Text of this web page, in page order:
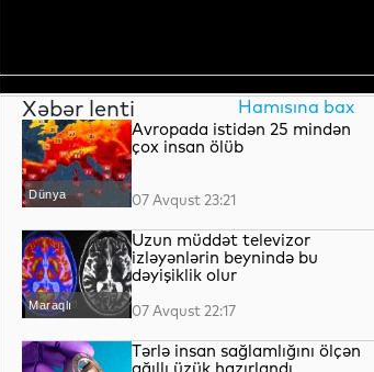
Xəbər lenti Hamısına bax
Dünya
Avropada istidən 25 mindən
çox insan ölüb
07 Avqust 23:21
Maraqlı
Uzun müddət televizor
izləyənlərin beynində bu
dəyişiklik olur
07 Avqust 22:17
Tərlə insan sağlamlığını ölçən